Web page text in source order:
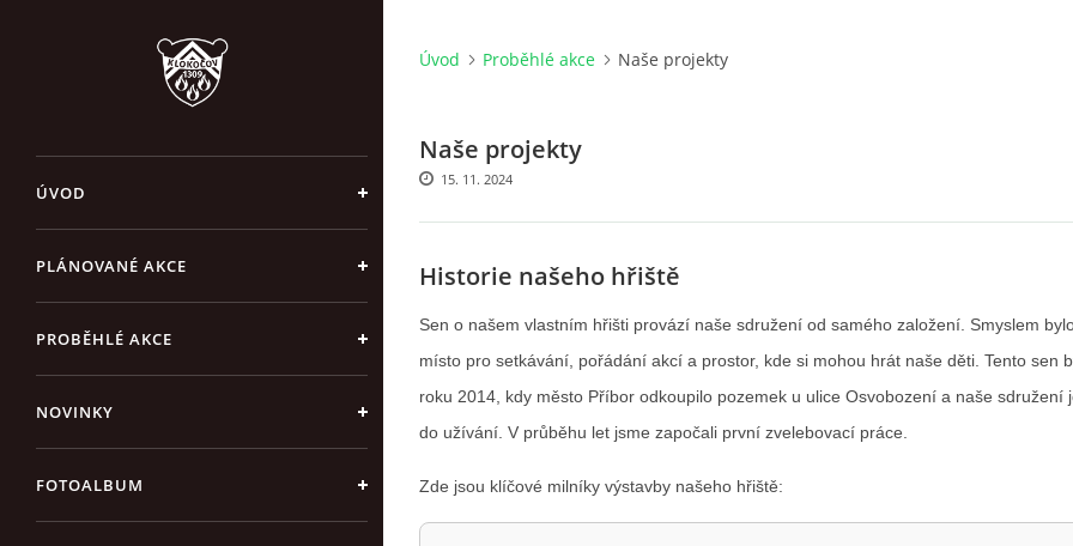
ÚVOD
PLÁNOVANÉ AKCE
PROBĚHLÉ AKCE
NOVINKY
FOTOALBUM
Úvod Proběhlé akce Naše projekty
Naše projekty
15. 11. 2024
Historie našeho hřiště
Sen o našem vlastním hřišti provází naše sdružení od samého založení. Smyslem
místo pro setkávání, pořádání akcí a prostor, kde si mohou hrát naše děti. Tento sen
roku 2014, kdy město Příbor odkoupilo pozemek u ulice Osvobození a naše sdružení
do užívání. V průběhu let jsme započali první zvelebovací práce.
Zde jsou klíčové milníky výstavby našeho hřiště: